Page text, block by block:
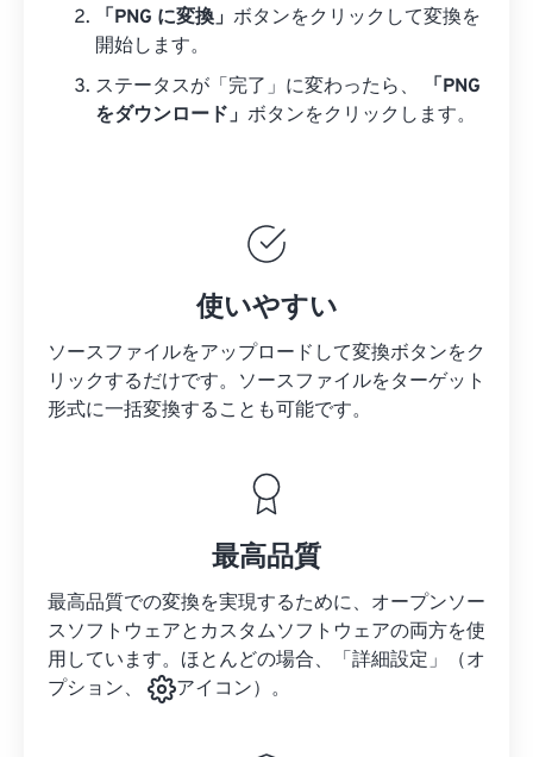
「PNG に変換」 ボタンをクリックして変換を
開始します。
ステータスが「完了」に変わったら、
「PNG
をダウンロード」 ボタンをクリックします。
使いやすい
ソースファイルをアップロードして変換ボタンをク
リックするだけです。 ソースファイルをターゲット
形式に一括変換することも可能です。
最高品質
最高品質での変換を実現するために、オープンソー
スソフトウェアとカスタムソフトウェアの両方を使
用しています。ほとんどの場合、「詳細設定」（オ
プション、
アイコン）。